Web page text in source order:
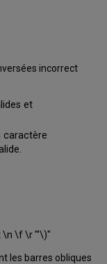
incorrect
et
caractère
\n \f \r "'\)"
les barres obliques